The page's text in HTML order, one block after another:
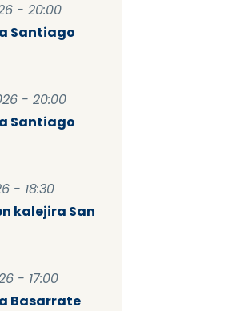
- 20:00
Santiago
- 20:00
Santiago
- 18:30
kalejira San
- 17:00
Basarrate